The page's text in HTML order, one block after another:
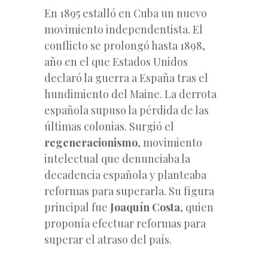
En 1895 estalló en Cuba un nuevo
movimiento independentista. El
conflicto se prolongó hasta 1898,
año en el que Estados Unidos
declaró la guerra a España tras el
hundimiento del Maine. La derrota
española supuso la pérdida de las
últimas colonias. Surgió el
regeneracionismo, movimiento
intelectual que denunciaba la
decadencia española y planteaba
reformas para superarla. Su figura
principal fue Joaquín Costa, quien
proponía efectuar reformas para
superar el atraso del país.